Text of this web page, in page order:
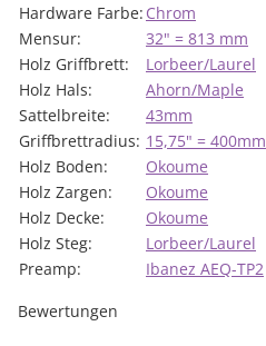
Hardware Farbe: Chrom
Mensur:
32" = 813 mm
Holz Griffbrett:
Lorbeer/Laurel
Holz Hals:
Ahorn/Maple
Sattelbreite:
43mm
Griffbrettradius: 15,75" = 400mm
Holz Boden:
Okoume
Holz Zargen:
Okoume
Holz Decke:
Okoume
Holz Steg:
Lorbeer/Laurel
Preamp:
Ibanez AEQ-TP2
Bewertungen